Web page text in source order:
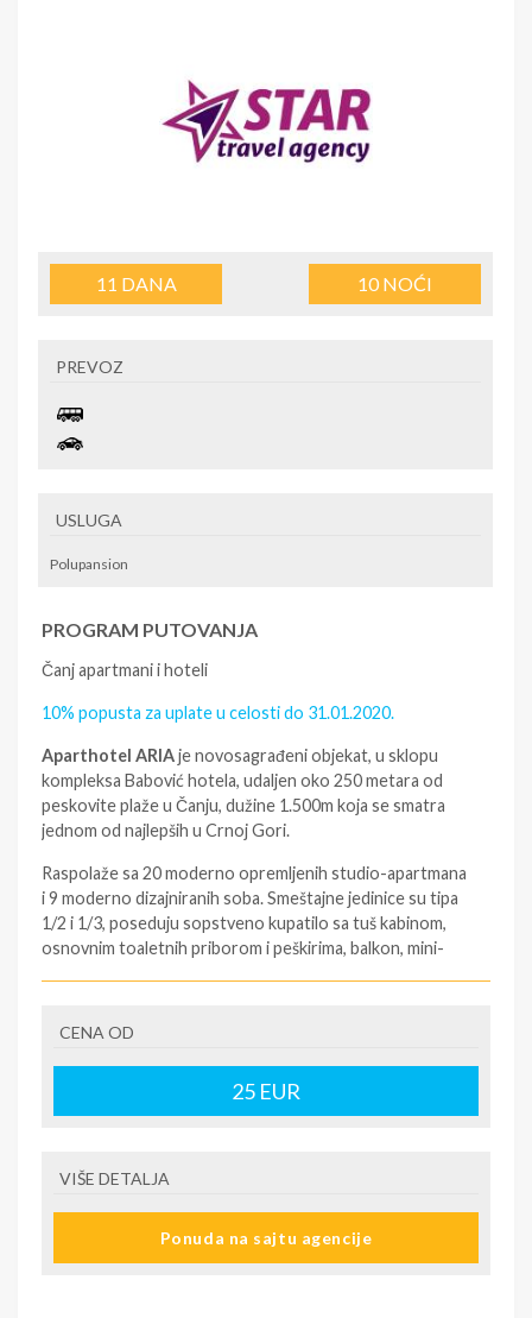
11 DANA 10NOĆI
PREVOZ
USLUGA
Polupansion
PROGRAM PUTOVANJA
Čanj apartmani i hoteli
10% popusta za uplate u celosti do 31.01.2020.
Aparthotel ARIAje novosagrađeni objekat, u sklopu
kompleksa Babović hotela, udaljen oko 250 metara od
peskovite plaže u Čanju, dužine 1.500m koja se smatra
jednom od najlepših u Crnoj Gori.
Raspolaže sa 20 moderno opremljenih studio-apartmana
i 9 moderno dizajniranih soba. Smeštajne jedinice su tipa
1/2 i 1/3, poseduju sopstveno kupatilo sa tuš kabinom,
osnovnim toaletnih priborom i peškirima, balkon, mini-
Većina ima pogled na more. Hotel ima lift.
Ishrana je na bazi polupansiona (doručak – švedski sto,
večera – meni, desert i aperitiv rakija gratis). U restoranu
je moguće uslužno pripremanje obroka za bebe. Gostima
koji se nalazi u sklopu kompleksa.
Na hotelskoj plaži Vela Beach&bar se može iznajmiti
plažni mobilijar po vrlo pristupačnoj ceni. Hotel ima i
sopstveni parking, koji je bespatan za goste. Lokacija
CENA OD
25 EUR
VIŠE DETALJA
Ponuda na sajtu agencije